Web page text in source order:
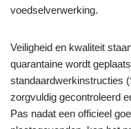
voedselverwerking.
Veiligheid en kwaliteit
quarantaine wordt
standaardwerkinstructies
zorgvuldig gecontroleerd
Pas nadat een officieel